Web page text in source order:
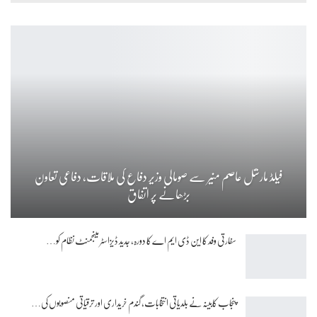
فیلڈ مارشل عاصم منیر سے صومالی وزیر دفاع کی ملاقات، دفاعی تعاون
بڑھانے پر اتفاق
سفارتی وفد کا این ڈی ایم اے کا دورہ، جدید ڈیزاسٹر مینجمنٹ نظام کو…
پنجاب کابینہ نے بلدیاتی انتخابات، گندم خریداری اور ترقیاتی منصوبوں کی…